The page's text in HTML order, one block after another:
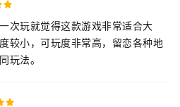
次玩就觉得这款游戏非常适合大
较小，可玩度非常高，留恋各种地
玩法。